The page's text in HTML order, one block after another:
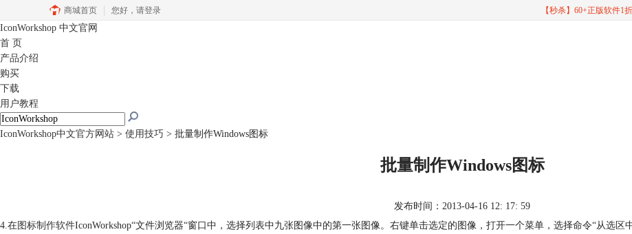
商城首页 您好， 请登录 【秒杀】60+正版软件1
IconWorkshop 中文官网
首 页
产品介绍
购买
下载
用户教程
IconWorkshop中文官方网站 > 使用技巧 > 批量制作Windows图标
批量制作Windows图标
发布时间：2013-04-16 12: 17: 59
4.在图标制作软件IconWorkshop“文件浏览器“窗口中，选择列表中九张图像中的第一张图像。右键单击选定的图像，打开一个菜单，选择命令“从选区